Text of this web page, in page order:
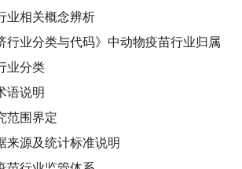
业相关概念辨析
行业分类与代码》中动物疫苗行业归属
业分类
语说明
范围界定
来源及统计标准说明